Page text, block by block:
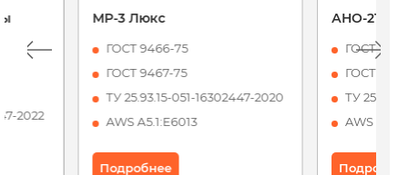
2022
МР-3 Люкс
ГОСТ 9466-75
ГОСТ 9467-75
ТУ 25.93.15-051-16302447-2020
AWS А5.1:Е6013
Подробнее
АНО-21
ГОСТ
ГОСТ
ТУ
AWS